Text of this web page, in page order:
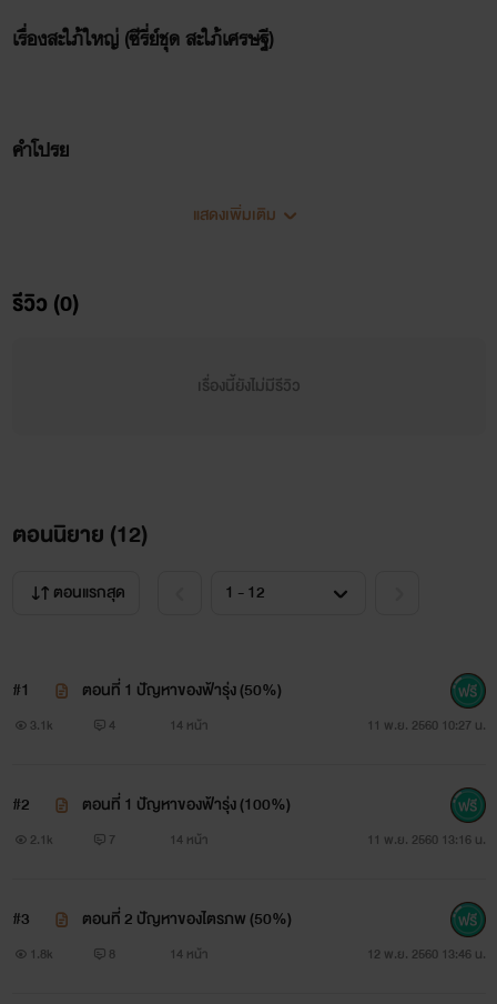
เรื่องสะใภ้ใหญ่ (ซีรี่ย์ชุด สะใภ้เศรษฐี)
คำโปรย
พ่อและแม่เลี้ยงเป็นหนี้ก้อนใหญ่หลังจากที่หยิบยืมมาลงทุนทำไร่
สาวน้อยวัยสิบเก้าปีเศษ แต่งงานใช้หนี้! โอ้! นี่มันนิยายน้ำเน่าที่
เธอชอบอ่านใช่หรือไม่ ไม่คิดว่าจะมีจริงๆในชีวิต และด้วยสถานะ
หล่ออะไรอย่างนี้! จากความคิดที่จะหลีกเลี่ยงว่าที่สามี...กลับต้อง
แนะนำตัวละคร
แสดงเพิ่มเติม
รีวิว (0)
เรื่องนี้ยังไม่มีรีวิว
ตอนนิยาย (12)
ตอนแรกสุด
#1 ตอนที่ 1 ปัญหาของฟ้ารุ่ง (50%)
3.1k 4 14 หน้า 11 พ.ย. 2560 10:27 น.
#2 ตอนที่ 1 ปัญหาของฟ้ารุ่ง (100%)
2.1k 7 14 หน้า 11 พ.ย. 2560 13:16 น.
#3 ตอนที่ 2 ปัญหาของไตรภพ (50%)
1.8k 8 14 หน้า 12 พ.ย. 2560 13:46 น.